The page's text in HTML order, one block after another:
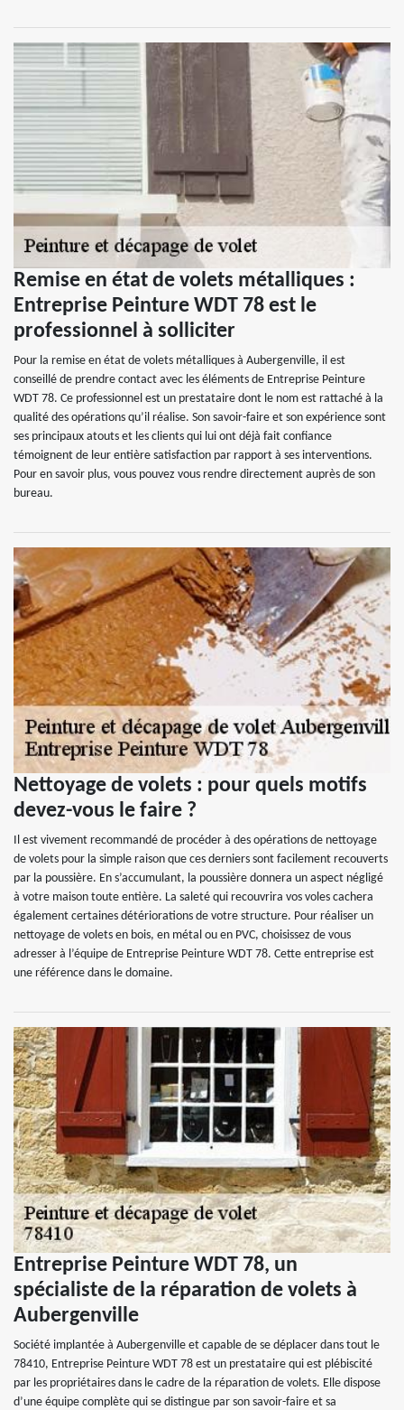
Remise en état de volets métalliques :
Entreprise Peinture WDT 78 est le
professionnel à solliciter
Pour la remise en état de volets métalliques à Aubergenville, il est
conseillé de prendre contact avec les éléments de Entreprise Peinture
WDT 78. Ce professionnel est un prestataire dont le nom est rattaché à la
qualité des opérations qu’il réalise. Son savoir-faire et son expérience sont
ses principaux atouts et les clients qui lui ont déjà fait confiance
témoignent de leur entière satisfaction par rapport à ses interventions.
Pour en savoir plus, vous pouvez vous rendre directement auprès de son
bureau.
Nettoyage de volets : pour quels motifs
devez-vous le faire ?
Il est vivement recommandé de procéder à des opérations de nettoyage
de volets pour la simple raison que ces derniers sont facilement recouverts
par la poussière. En s’accumulant, la poussière donnera un aspect négligé
à votre maison toute entière. La saleté qui recouvrira vos voles cachera
également certaines détériorations de votre structure. Pour réaliser un
nettoyage de volets en bois, en métal ou en PVC, choisissez de vous
adresser à l’équipe de Entreprise Peinture WDT 78. Cette entreprise est
une référence dans le domaine.
Entreprise Peinture WDT 78, un
spécialiste de la réparation de volets à
Aubergenville
Société implantée à Aubergenville et capable de se déplacer dans tout le
78410, Entreprise Peinture WDT 78 est un prestataire qui est plébiscité
par les propriétaires dans le cadre de la réparation de volets. Elle dispose
d’une équipe complète qui se distingue par son savoir-faire et sa